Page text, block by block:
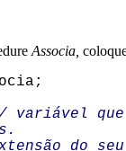
Associa,
variável que
do